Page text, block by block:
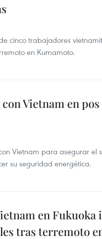
cinco trabajadores
en Kumamoto.
Vietnam en pos
Vietnam para asegurar el
su seguridad energética.
en
tras terremoto